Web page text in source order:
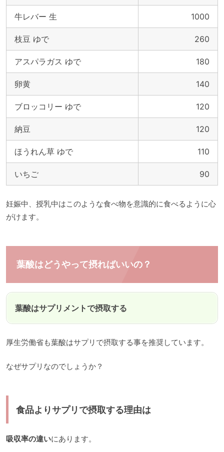
牛レバー 生 1000
枝豆 ゆで 260
アスパラガス ゆで 180
卵黄 140
ブロッコリー ゆで 120
納豆 120
ほうれん草 ゆで 110
いちご 90
妊娠中、授乳中はこのような食べ物を意識的に食べるように心
がけます。
葉酸はどうやって摂ればいいの？
葉酸はサプリメントで摂取する
厚生労働省も葉酸はサプリで摂取する事を推奨しています。
なぜサプリなのでしょうか？
食品よりサプリで摂取する理由は
吸収率の違いにあります。